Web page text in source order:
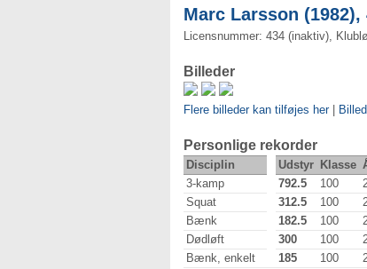
Marc Larsson (1982),
Licensnummer: 434 (inaktiv),
Billeder
Flere billeder kan tilføjes her|
Personlige rekorder
Disciplin Udstyr Klasse
3-kamp
792.5 100
Squat
312.5 100
Bænk
182.5 100
Dødløft
300 100
Bænk, enkelt
185 100